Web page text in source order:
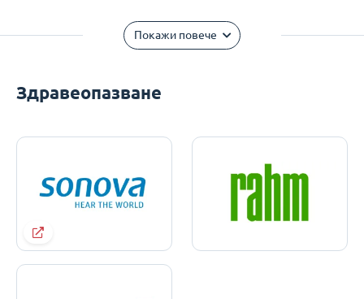
Покажи повече
Здравеопазване